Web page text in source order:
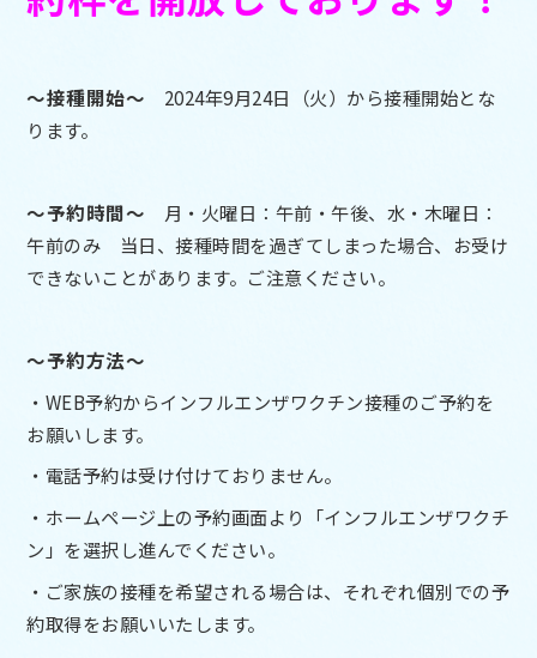
～接種開始～ 2024年9月24日（火）から接種開始とな
ります。
～予約時間～ 月・火曜日：午前・午後、水・木曜日：
午前のみ 当日、接種時間を過ぎてしまった場合、お受け
できないことがあります。ご注意ください。
～予約方法～
・WEB予約からインフルエンザワクチン接種のご予約を
お願いします。
・電話予約は受け付けておりません。
・ホームページ上の予約画面より「インフルエンザワクチ
ン」を選択し進んでください。
・ご家族の接種を希望される場合は、それぞれ個別での予
約取得をお願いいたします。